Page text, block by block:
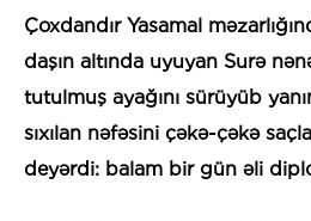
Çoxdandır Yasamal
daşın altında uyuyan Surə
tutulmuş ayağını sürüyüb
sıxılan nəfəsini çəkə-çəkə
deyərdi: balam bir gün əli